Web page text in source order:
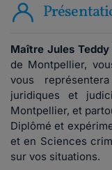
Maître Jules Teddy
de Montpellier,
vous
juridiques et
Montpellier, et
Diplômé et
et en Sciences
sur vos situations.